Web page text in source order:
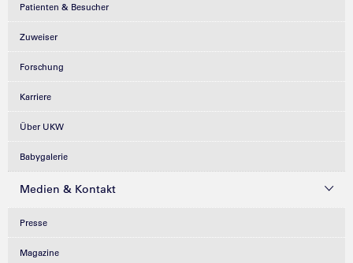
Patienten & Besucher
Zuweiser
Forschung
Karriere
Über UKW
Babygalerie
Medien & Kontakt
Presse
Magazine